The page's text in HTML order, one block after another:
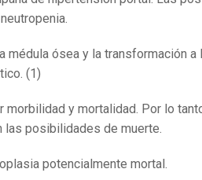
ósea y la transformación a
(1)
y mortalidad. Por lo
las posibilidades de muerte.
potencialmente mortal.